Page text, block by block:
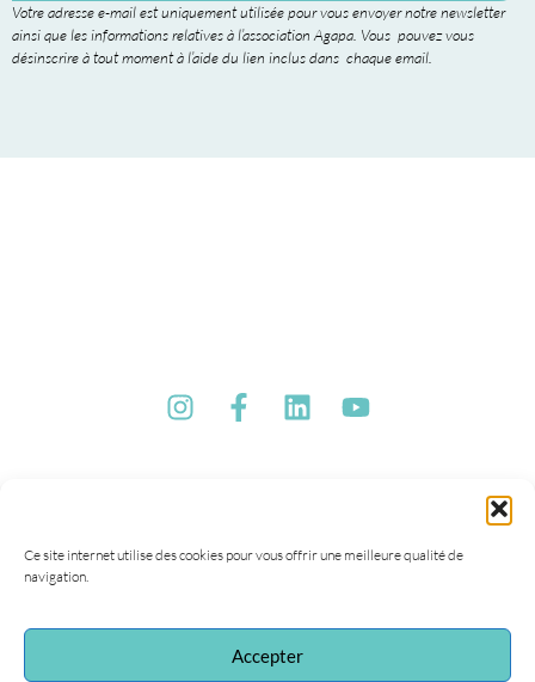
Ce site internet utilise des cookies pour vous offrir une meilleure qualité de
navigation.
Accepter
Votre adresse e-mail est uniquement utilisée pour vous envoyer notre newsletter
ainsi que les informations relatives à l’association Agapa. Vous pouvez vous
désinscrire à tout moment à l’aide du lien inclus dans chaque email.